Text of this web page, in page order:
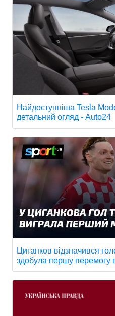
Найдоступніша Tesla
детальний огляд - Auto24
Циганков відзначився
здобула першу перемогу